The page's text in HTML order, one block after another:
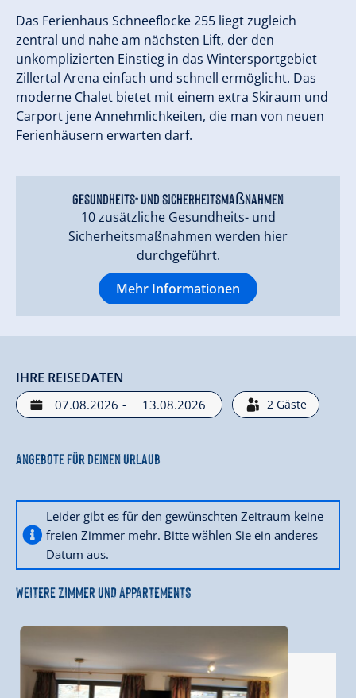
Das Ferienhaus Schneeflocke 255 liegt zugleich
zentral und nahe am nächsten Lift, der den
unkomplizierten Einstieg in das Wintersportgebiet
Zillertal Arena einfach und schnell ermöglicht. Das
moderne Chalet bietet mit einem extra Skiraum und
Carport jene Annehmlichkeiten, die man von neuen
Ferienhäusern erwarten darf.
Gesundheits- und Sicherheitsmaßnahmen
10 zusätzliche Gesundheits- und
Sicherheitsmaßnahmen werden hier
durchgeführt.
Mehr Informationen
IHRE REISEDATEN
- 2 Gäste
Angebote für deinen Urlaub
Leider gibt es für den gewünschten Zeitraum keine
freien Zimmer mehr. Bitte wählen Sie ein anderes
Datum aus.
WEITERE ZIMMER UND APPARTEMENTS